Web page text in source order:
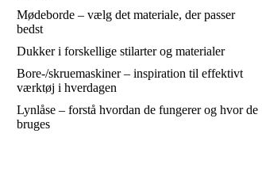
Mødeborde – vælg det materiale, der passer
bedst
Dukker i forskellige stilarter og materialer
Bore-/skruemaskiner – inspiration til effektivt
værktøj i hverdagen
Lynlåse – forstå hvordan de fungerer og hvor de
bruges